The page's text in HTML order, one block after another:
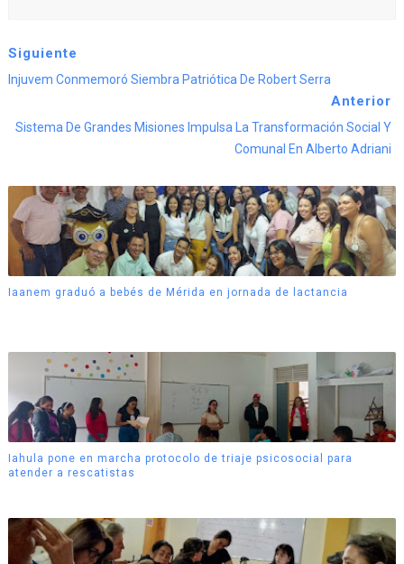
Siguiente
Injuvem Conmemoró Siembra Patriótica De Robert Serra
Anterior
Sistema De Grandes Misiones Impulsa La Transformación Social Y
Comunal En Alberto Adriani
Iaanem graduó a bebés de Mérida en jornada de lactancia
Iahula pone en marcha protocolo de triaje psicosocial para
atender a rescatistas